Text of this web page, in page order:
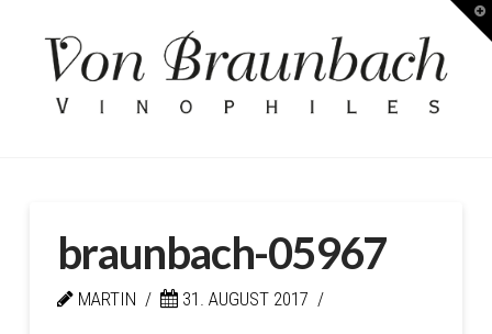
Kellerei
Braunbach
braunbach-05967
MARTIN 31. AUGUST 2017